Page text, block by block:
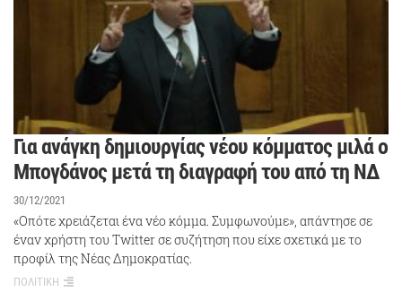
Για ανάγκη δημιουργίας νέου κόμματος μιλά ο
Μπογδάνος μετά τη διαγραφή του από τη ΝΔ
30/12/2021
«Οπότε χρειάζεται ένα νέο κόμμα. Συμφωνούμε», απάντησε σε
έναν χρήστη του Twitter σε συζήτηση που είχε σχετικά με το
προφίλ της Νέας Δημοκρατίας.
ΠΟΛΙΤΙΚΗ